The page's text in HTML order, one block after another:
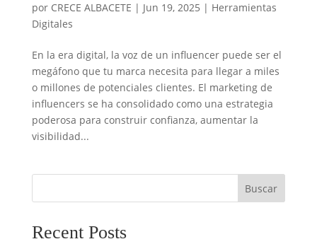
por CRECE ALBACETE | Jun 19, 2025 | Herramientas
Digitales
En la era digital, la voz de un influencer puede ser el
megáfono que tu marca necesita para llegar a miles
o millones de potenciales clientes. El marketing de
influencers se ha consolidado como una estrategia
poderosa para construir confianza, aumentar la
visibilidad...
Buscar
Recent Posts